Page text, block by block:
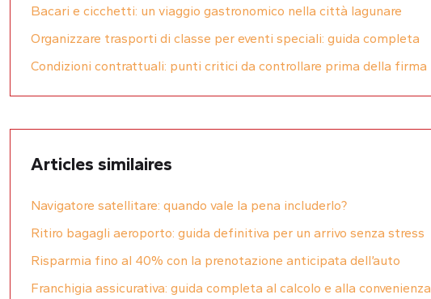
Bacari e cicchetti: un viaggio gastronomico nella città lagunare
Organizzare trasporti di classe per eventi speciali: guida completa
Condizioni contrattuali: punti critici da controllare prima della firma
Articles similaires
Navigatore satellitare: quando vale la pena includerlo?
Ritiro bagagli aeroporto: guida definitiva per un arrivo senza stress
Risparmia fino al 40% con la prenotazione anticipata dell’auto
Franchigia assicurativa: guida completa al calcolo e alla convenienza